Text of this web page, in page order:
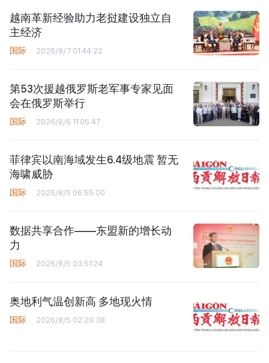
越南革新经验助力老挝建设独立自
主经济
国际 2026/8/7 01:44:22
第53次援越俄罗斯老军事专家见面
会在俄罗斯举行
国际 2026/8/6 11:05:47
菲律宾以南海域发生6.4级地震 暂无
海啸威胁
国际 2026/8/5 06:55:00
数据共享合作——东盟新的增长动
力
国际 2026/8/5 03:51:24
奥地利气温创新高 多地现火情
国际 2026/8/5 02:20:38